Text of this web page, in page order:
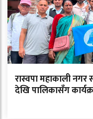
रास्वपा महाकाली
देखि पालिकासँग